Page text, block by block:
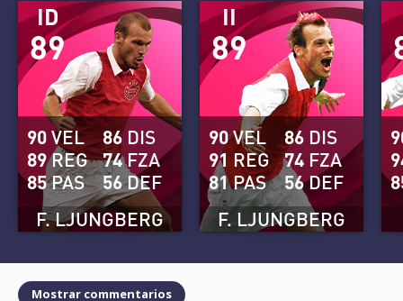
89
ID
F. LJUNGBERG
90VEL
89REG
85PAS
86 DIS
74FZA
56DEF
89
II
F. LJUNGBERG
90VEL
91 REG
81PAS
86 DIS
74 FZA
56DEF
Mostrar commentarios